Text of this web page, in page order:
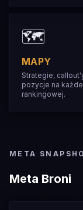
🗺️
MAPY
Strategie,
pozycje na
rankingowej.
META
Meta Broni